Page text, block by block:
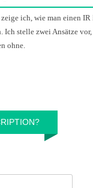
ich, wie man einen IR
Ich stelle zwei Ansätze
ohne.